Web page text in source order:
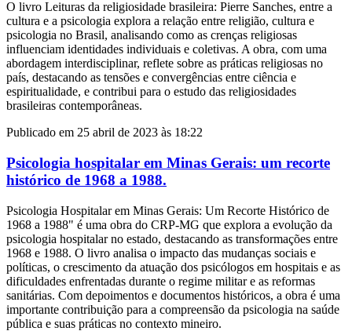
O livro Leituras da religiosidade brasileira: Pierre Sanches, entre a
cultura e a psicologia explora a relação entre religião, cultura e
psicologia no Brasil, analisando como as crenças religiosas
influenciam identidades individuais e coletivas. A obra, com uma
abordagem interdisciplinar, reflete sobre as práticas religiosas no
país, destacando as tensões e convergências entre ciência e
espiritualidade, e contribui para o estudo das religiosidades
brasileiras contemporâneas.
Publicado em 25 abril de 2023 às 18:22
Psicologia hospitalar em Minas Gerais: um recorte
histórico de 1968 a 1988.
Psicologia Hospitalar em Minas Gerais: Um Recorte Histórico de
1968 a 1988" é uma obra do CRP-MG que explora a evolução da
psicologia hospitalar no estado, destacando as transformações entre
1968 e 1988. O livro analisa o impacto das mudanças sociais e
políticas, o crescimento da atuação dos psicólogos em hospitais e as
dificuldades enfrentadas durante o regime militar e as reformas
sanitárias. Com depoimentos e documentos históricos, a obra é uma
importante contribuição para a compreensão da psicologia na saúde
pública e suas práticas no contexto mineiro.